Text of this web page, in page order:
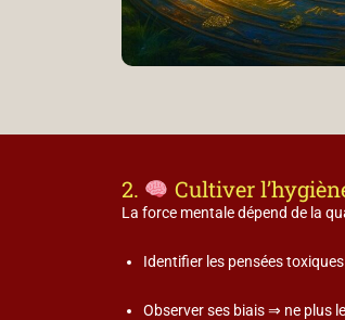
2. Cultiver
La force mentale dépend de la
Identifier les pensées
Observer ses biais ⇒ ne plus